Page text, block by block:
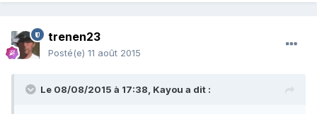
trenen23
Posté(e) 11 août 2015
Le 08/08/2015 à 17:38, Kayou a dit :